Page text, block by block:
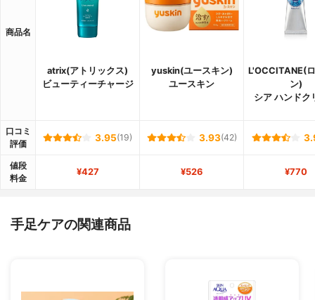
商品名
atrix(アトリックス)
ビューティーチャージ
yuskin(ユースキン)
ユースキン
L'OCCITANE(
ン)
シア ハンドク
口コミ
評価
3.95(19) 3.93(42)
値段
料金
¥427 ¥526 ¥770
手足ケアの関連商品